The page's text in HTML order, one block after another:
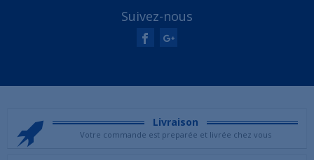
Suivez-nous
Livraison
Votre commande est preparée et livrée chez vous